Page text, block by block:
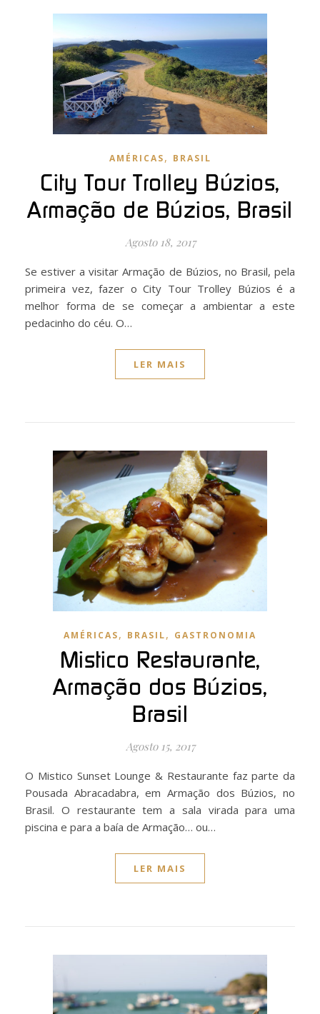
AMÉRICAS, BRASIL
City Tour Trolley Búzios,
Armação de Búzios, Brasil
Agosto 18, 2017
Se estiver a visitar Armação de Búzios, no Brasil, pela
primeira vez, fazer o City Tour Trolley Búzios é a
melhor forma de se começar a ambientar a este
pedacinho do céu. O…
LER MAIS
AMÉRICAS, BRASIL, GASTRONOMIA
Mistico Restaurante,
Armação dos Búzios,
Brasil
Agosto 15, 2017
O Mistico Sunset Lounge & Restaurante faz parte da
Pousada Abracadabra, em Armação dos Búzios, no
Brasil. O restaurante tem a sala virada para uma
piscina e para a baía de Armação… ou…
LER MAIS